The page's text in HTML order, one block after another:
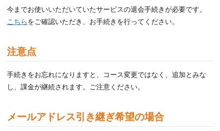
今までお使いいただいていたサービスの退会手続きが必要です。
こちらをご確認いただき、お手続きを行ってください。
注意点
手続きをお忘れになりますと、コース変更ではなく、追加とみな
し、課金が継続されます。ご注意ください。
メールアドレス引き継ぎ希望の場合